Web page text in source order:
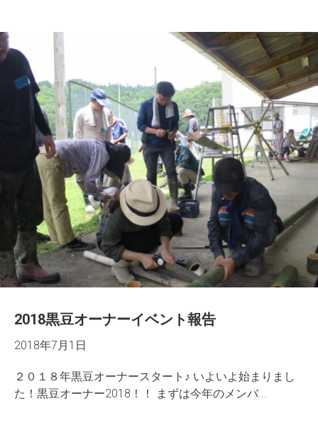
2018黒豆オーナーイベント報告
2018年7月1日
２０１８年黒豆オーナースタート♪ いよいよ始まりまし
た！黒豆オーナー2018！！ まずは今年のメンバ...